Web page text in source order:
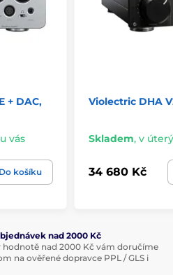
+ DAC,
vás
Do košíku
Violectric DHA
Skladem, v úterý
34 680 Kč
nad 2000 Kč
hodnotě nad 2000 Kč vám doručíme
na ověřené dopravce PPL / GLS i